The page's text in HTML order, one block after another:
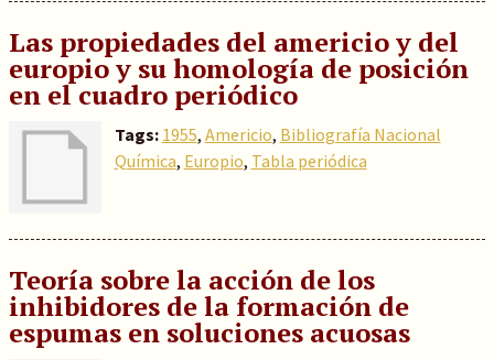
Las propiedades del americio y del
europio y su homología de posición
en el cuadro periódico
Tags: 1955, Americio, Bibliografía Nacional
Química, Europio, Tabla periódica
Teoría sobre la acción de los
inhibidores de la formación de
espumas en soluciones acuosas